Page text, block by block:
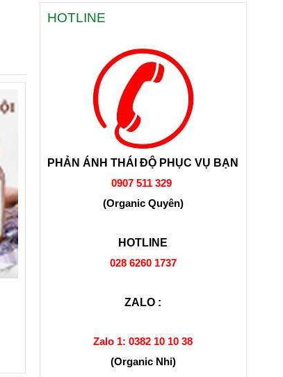
HOTLINE
PHẢN ÁNH THÁI ĐỘ PHỤC VỤ BẠN
0907 511 329
(Organic Quyên)
HOTLINE
028 6260 1737
ZALO :
Zalo 1:0382 10 10 38
(Organic Nhi)